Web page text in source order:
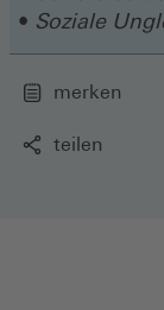
Soziale
merken
teilen